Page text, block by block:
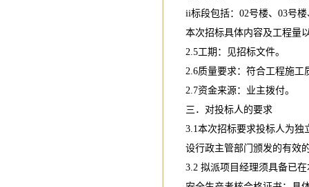
ii标段包括：02号楼、03号
本次招标具体内容及工程量
2.5工期：见招标文件。
2.6质量要求：符合工程施工
2.7资金来源：业主拨付。
三．对投标人的要求
3.1本次招标要求投标人为
设行政主管部门颁发的有效
3.2 拟派项目经理须具备已